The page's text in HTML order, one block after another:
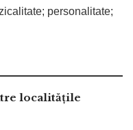
personalitate;
localitățile